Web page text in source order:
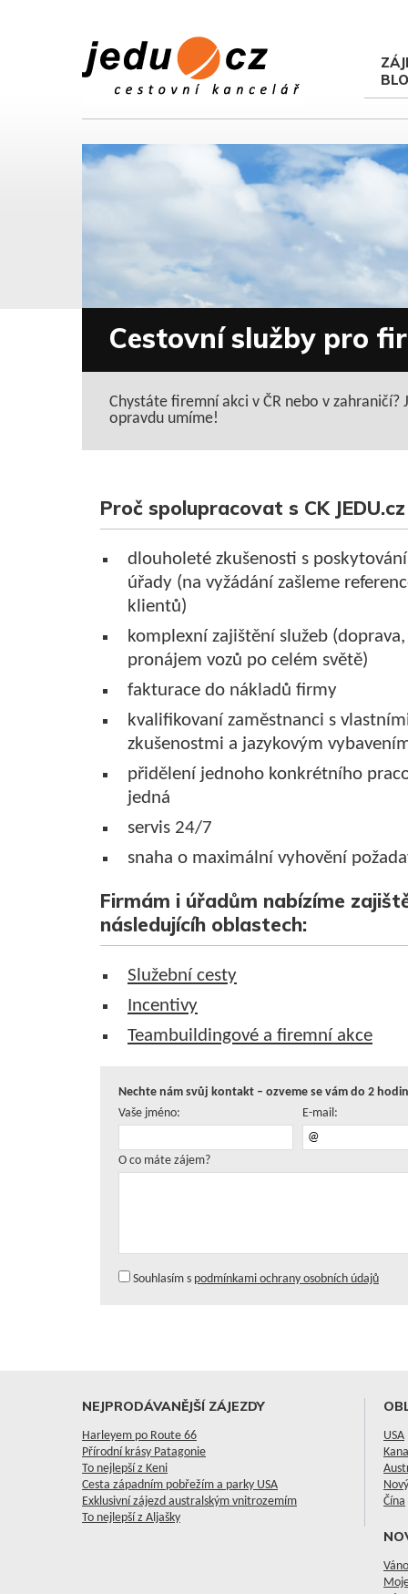
Cestovní služby pro
Chystáte firemní akci v ČR nebo v
opravdu umíme!
Proč spolupracovat s CK JEDU.cz
dlouholeté zkušenosti s
úřady (na vyžádání zašleme
klientů)
komplexní zajištění služeb
pronájem vozů po celém světě)
fakturace do nákladů firmy
kvalifikovaní zaměstnanci s
zkušenostmi a jazykovým
přidělení jednoho konkrétního
jedná
servis 24/7
snaha o maximální vyhovění
Firmám i úřadům nabízíme
následujícíh oblastech:
Služební cesty
Incentivy
Teambuildingové a firemní akce
Nechte nám svůj kontakt – ozveme se vám do 2
Vaše jméno:
E-mail:
O co máte zájem?
Souhlasím s podmínkami ochrany osobních údajů
NEJPRODÁVANĚJŠÍ ZÁJEZDY
Harleyem po Route 66
Přírodní krásy Patagonie
To nejlepší z Keni
Cesta západním pobřežím a parky USA
Exklusivní zájezd australským vnitrozemím
To nejlepší z Aljašky
USA
Čína